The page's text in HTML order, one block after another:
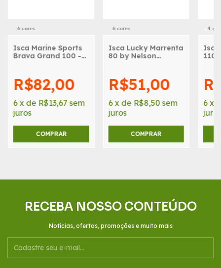
6 cores
Isca Marine Sports
Brava Grand 100 -
R$82,00
6 x de R$13,67 sem
juros
COMPRAR
6 cores
Isca Lucky Marrenta
80 by Nelson
R$51,00
6 x de R$8,50 sem
juros
COMPRAR
4
Isca
110
6 x
juros
RECEBA NOSSO CONTEÚDO
Notícias, ofertas, promoções e muito mais